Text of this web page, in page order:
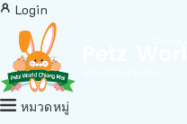
Login
หมวดหมู่